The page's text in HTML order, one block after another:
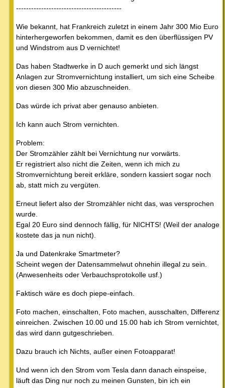
------------------------------------------
Wie bekannt, hat Frankreich zuletzt in einem Jahr 300 Mio Euro
hinterhergeworfen bekommen, damit es den überflüssigen PV
und Windstrom aus D vernichtet!
Das haben Stadtwerke in D auch gemerkt und sich längst
Anlagen zur Stromvernichtung installiert, um sich eine Scheibe
von diesen 300 Mio abzuschneiden.
Das würde ich privat aber genauso anbieten.
Ich kann auch Strom vernichten.
Problem:
Der Stromzähler zählt bei Vernichtung nur vorwärts.
Er registriert also nicht die Zeiten, wenn ich mich zu
Stromvernichtung bereit erkläre, sondern kassiert sogar noch
ab, statt mich zu vergüten.
Erneut liefert also der Stromzähler nicht das, was versprochen
wurde.
Egal 20 Euro sind dennoch fällig, für NICHTS! (Weil der analoge
kostete das ja nun nicht).
Ja und Datenkrake Smartmeter?
Scheint wegen der Datensammelwut ohnehin illegal zu sein.
(Anwesenheits oder Verbauchsprotokolle usf.)
Faktisch wäre es doch piepe-einfach.
Foto machen, einschalten, Foto machen, ausschalten, Differenz
einreichen. Zwischen 10.00 und 15.00 hab ich Strom vernichtet,
das wird dann gutgeschrieben.
Dazu brauch ich Nichts, außer einen Fotoapparat!
Und wenn ich den Strom vom Tesla dann danach einspeise,
läuft das Ding nur noch zu meinen Gunsten, bin ich ein